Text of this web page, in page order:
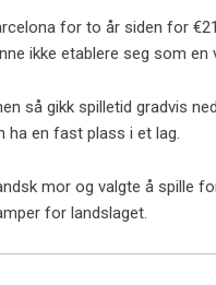
for to år siden for
ikke etablere seg som en
så gikk spilletid gradvis
ha en fast plass i et lag.
mor og valgte å spille
for landslaget.